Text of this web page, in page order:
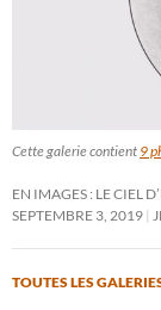
Cette galerie contient 9
EN IMAGES : LE CIEL
SEPTEMBRE 3, 2019
TOUTES LES